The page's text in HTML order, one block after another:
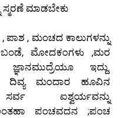
ಮಾಡಬೇಕು
, ಪಾಶ , ಮಂಚದ ಕಾಲುಗಳನ್ನು
ಮೋದಕಂಗಳು ,ಮರ
ಇದ್ದು.
ದಿವ್ಯ ಮಂದಾರ ಹೂವಿನ
ಐಶ್ವರ್ಯವನ್ನು
ಪಂಚವದನ ;ಪಂಚ